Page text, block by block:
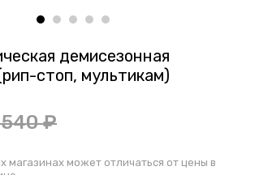
демисезонная
стоп, мультикам)
₽
магазинах может отличаться от цены в